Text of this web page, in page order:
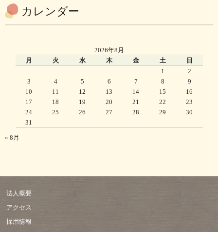
カレンダー
2026年8月
月
火 水 木 金 土
日
1
2
3
4 5 6 7 8
9
10
11 12 13 14 15
16
17
18 19 20 21 22
23
24
25 26 27 28 29
30
31
« 8月
法人概要
アクセス
採用情報